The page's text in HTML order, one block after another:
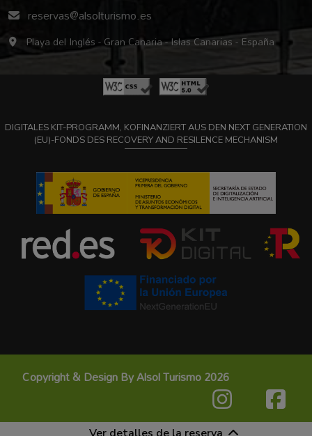
reservas@alsolturismo.es
Playa del Inglés - Gran Canaria - Islas Canarias - España
DIGITALES KIT-PROGRAMM, KOFINANZIERT AUS DEN NEXT GENERATION
(EU)-FONDS DES RECOVERY AND RESILENCE MECHANISM
Copyright & Design By Alsol Turismo 2026